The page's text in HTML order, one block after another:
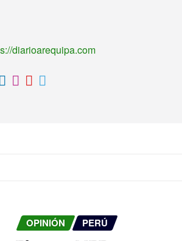
diarioarequipa.com
OPINIÓN PERÚ